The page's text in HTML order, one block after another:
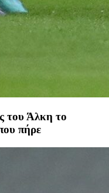
του Άλκη το
πήρε